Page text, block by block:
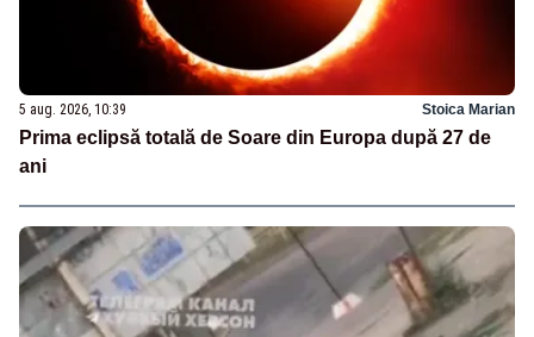
5 aug. 2026, 10:39 Stoica Marian
Prima eclipsă totală de Soare din Europa după 27 de
ani